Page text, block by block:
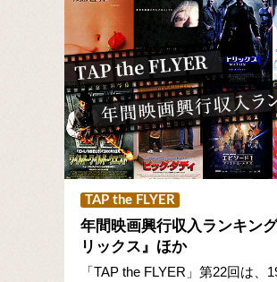
TAP the FLYER
年間映画興行収入ランキン
リックス』ほか
「TAP the FLYER」第22回は、